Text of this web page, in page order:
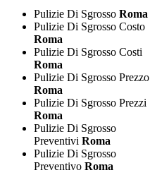
Pulizie Di Sgrosso Roma
Pulizie Di Sgrosso Costo
Roma
Pulizie Di Sgrosso Costi
Roma
Pulizie Di Sgrosso Prezzo
Roma
Pulizie Di Sgrosso Prezzi
Roma
Pulizie Di Sgrosso
Preventivi Roma
Pulizie Di Sgrosso
Preventivo Roma